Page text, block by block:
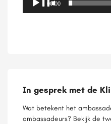
00:00
In gesprek met de
Wat betekent het
ambassadeurs? Bekijk de